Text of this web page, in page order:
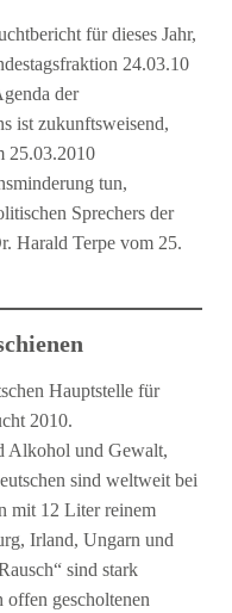
für dieses Jahr,
24.03.10
der
ist zukunftsweisend,
25.03.2010
tun,
Sprechers der
Harald Terpe vom 25.
Hauptstelle für
2010.
Alkohol und Gewalt,
sind weltweit bei
mit 12 Liter reinem
Irland, Ungarn und
sind stark
offen gescholtenen